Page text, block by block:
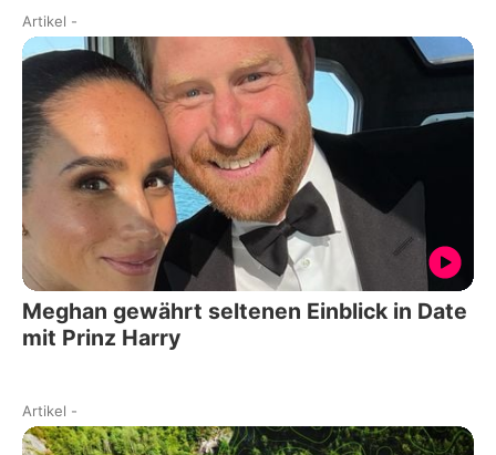
Artikel -
Meghan gewährt seltenen Einblick in Date
mit Prinz Harry
Artikel -